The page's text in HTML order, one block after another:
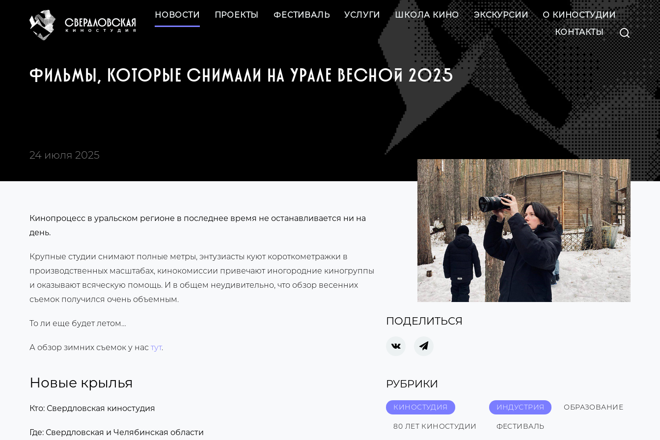
НОВОСТИ ПРОЕКТЫ ФЕСТИВАЛЬ УСЛУГИ ШКОЛА КИНО ЭКСКУРСИИ
О КИНОСТУДИИ
КОНТАКТЫ
ФИЛЬМЫ, КОТОРЫЕ СНИМАЛИ НА УРАЛЕ ВЕСНОЙ 2025
24 июля 2025
Кинопроцесс в уральском регионе в последнее время не останавливается ни на
день.
Крупные студии снимают полные метры, энтузиасты куют короткометражки в
производственных масштабах, кинокомиссии привечают иногородние киногруппы
и оказывают всяческую помощь. И в общем неудивительно, что обзор весенних
съемок получился очень объемным.
То ли еще будет летом…
А обзор зимних съемок у нас тут.
Новые крылья
Кто: Свердловская киностудия
Где: Свердловская и Челябинская области
ПОДЕЛИТЬСЯ
РУБРИКИ
КИНОСТУДИЯ ИНДУСТРИЯ ОБРАЗОВАНИЕ
80 ЛЕТ КИНОСТУДИИ ФЕСТИВАЛЬ